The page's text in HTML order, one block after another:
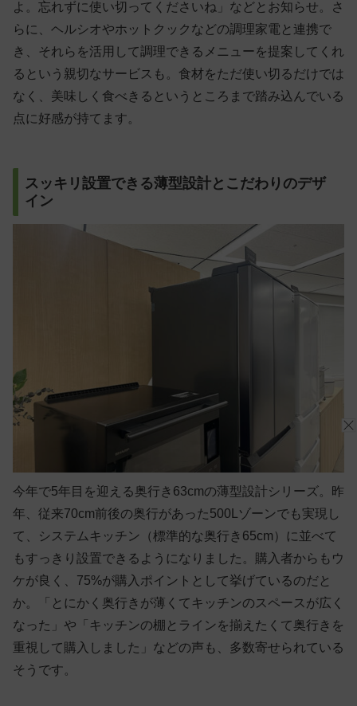
よ。忘れずに使い切ってくださいね」などとお知らせ。さ
らに、ヘルシオやホットクックなどの調理家電と連携で
き、それらを活用して調理できるメニューを提案してくれ
るという親切なサービスも。食材をただ使い切るだけでは
なく、美味しく食べきるというところまで踏み込んでいる
点に好感が持てます。
スッキリ設置できる薄型設計とこだわりのデザ
イン
今年で5年目を迎える奥行き63cmの薄型設計シリーズ。昨
年、従来70cm前後の奥行があった500Lゾーンでも実現し
て、システムキッチン（標準的な奥行き65cm）に並べて
もすっきり設置できるようになりました。購入者からもウ
ケが良く、75%が購入ポイントとして挙げているのだと
か。「とにかく奥行きが薄くてキッチンのスペースが広く
なった」や「キッチンの棚とラインを揃えたくて奥行きを
重視して購入しました」などの声も、多数寄せられている
そうです。